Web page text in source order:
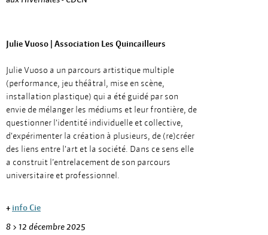
Julie Vuoso | Association Les Quincailleurs
Julie Vuoso a un parcours artistique multiple
(performance, jeu théâtral, mise en scène,
installation plastique) qui a été guidé par son
envie de mélanger les médiums et leur frontière, de
questionner l'identité individuelle et collective,
d'expérimenter la création à plusieurs, de (re)créer
des liens entre l'art et la société. Dans ce sens elle
a construit l’entrelacement de son parcours
universitaire et professionnel.
+ info Cie
8 > 12 décembre 2025